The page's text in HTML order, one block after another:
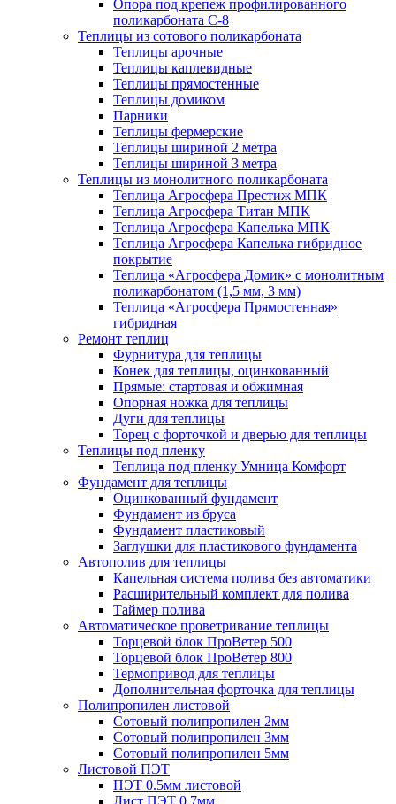
Опора под крепеж профилированного
поликарбоната С-8
Теплицы из сотового поликарбоната
Теплицы арочные
Теплицы каплевидные
Теплицы прямостенные
Теплицы домиком
Парники
Теплицы фермерские
Теплицы шириной 2 метра
Теплицы шириной 3 метра
Теплицы из монолитного поликарбоната
Теплица Агросфера Престиж МПК
Теплица Агросфера Титан МПК
Теплица Агросфера Капелька МПК
Теплица Агросфера Капелька гибридное
покрытие
Теплица «Агросфера Домик» с монолитным
поликарбонатом (1,5 мм, 3 мм)
Теплица «Агросфера Прямостенная»
гибридная
Ремонт теплиц
Фурнитура для теплицы
Конек для теплицы, оцинкованный
Прямые: стартовая и обжимная
Опорная ножка для теплицы
Дуги для теплицы
Торец с форточкой и дверью для теплицы
Теплицы под пленку
Теплица под пленку Умница Комфорт
Фундамент для теплицы
Оцинкованный фундамент
Фундамент из бруса
Фундамент пластиковый
Заглушки для пластикового фундамента
Автополив для теплицы
Капельная система полива без автоматики
Расширительный комплект для полива
Таймер полива
Автоматическое проветривание теплицы
Торцевой блок ПроВетер 500
Торцевой блок ПроВетер 800
Термопривод для теплицы
Дополнительная форточка для теплицы
Полипропилен листовой
Сотовый полипропилен 2мм
Сотовый полипропилен 3мм
Сотовый полипропилен 5мм
Листовой ПЭТ
ПЭТ 0.5мм листовой
Лист ПЭТ 0.7мм